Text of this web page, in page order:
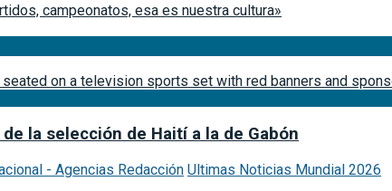
campeonatos, esa es nuestra cultura»
la selección de Haití a la de Gabón
- Agencias Redacción Ultimas Noticias Mundial 2026